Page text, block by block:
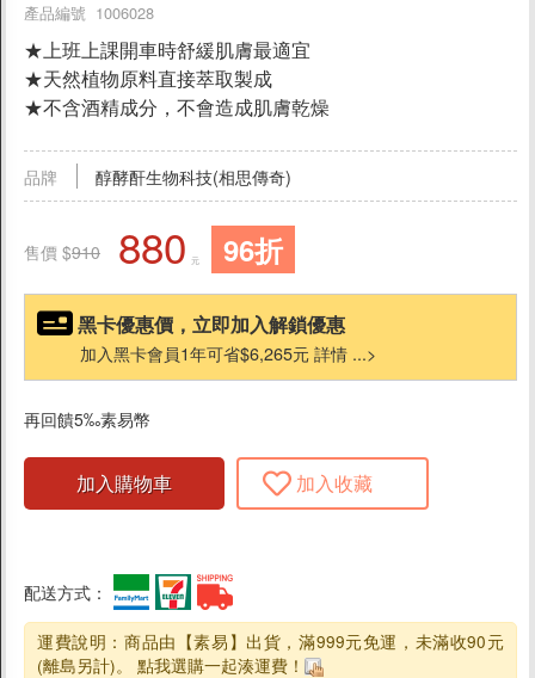
清潔/收斂/化妝水
滋潤/面膜
頭髮
精油/按摩油
口腔
產品編號 1006028
★上班上課開車時舒緩肌膚最適宜
★天然植物原料直接萃取製成
★不含酒精成分，不會造成肌膚乾燥
品牌 醇酵酐生物科技(相思傳奇)
售價 $910 880 元 96折
黑卡優惠價，立即加入解鎖優惠
加入黑卡會員1年可省$6,265元 詳情 ...>
再回饋5‰素易幣
加入購物車 加入收藏
配送方式：
運費說明：商品由【素易】出貨，滿999元免運，未滿收90元
(離島另計)。 點我選購一起湊運費！